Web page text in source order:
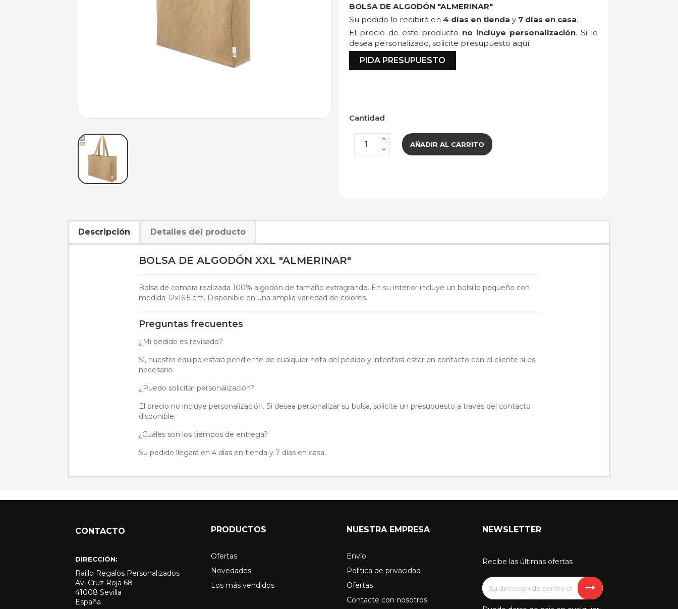
BOLSA DE ALGODÓN "ALMERINAR"
Su pedido lo recibirá en 4 días en tienda y 7 días en casa.
El precio de este producto no incluye personalización. Si lo
desea personalizado, solicite presupuesto aquí:
PIDA PRESUPUESTO
Cantidad
AÑADIR AL CARRITO
Descripción Detalles del producto
BOLSA DE ALGODÓN XXL "ALMERINAR"
Bolsa de compra realizada 100% algodón de tamaño extragrande. En su interior incluye un bolsillo pequeño con
medida 12x16.5 cm. Disponible en una amplia variedad de colores.
Preguntas frecuentes
¿Mi pedido es revisado?
Sí, nuestro equipo estará pendiente de cualquier nota del pedido y intentará estar en contacto con el cliente si es
necesario.
¿Puedo solicitar personalización?
El precio no incluye personalización. Si desea personalizar su bolsa, solicite un presupuesto a través del contacto
disponible.
¿Cuáles son los tiempos de entrega?
Su pedido llegará en 4 días en tienda y 7 días en casa.
CONTACTO
DIRECCIÓN:
Raillo Regalos Personalizados
Av. Cruz Roja 68
41008 Sevilla
España
PRODUCTOS
Ofertas
Novedades
Los más vendidos
NUESTRA EMPRESA
Envío
Política de privacidad
Ofertas
Contacte con nosotros
NEWSLETTER
Recibe las últimas ofertas